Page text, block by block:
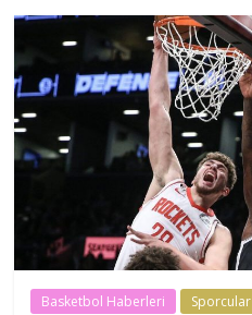
Basketbol Haberleri Sporcular